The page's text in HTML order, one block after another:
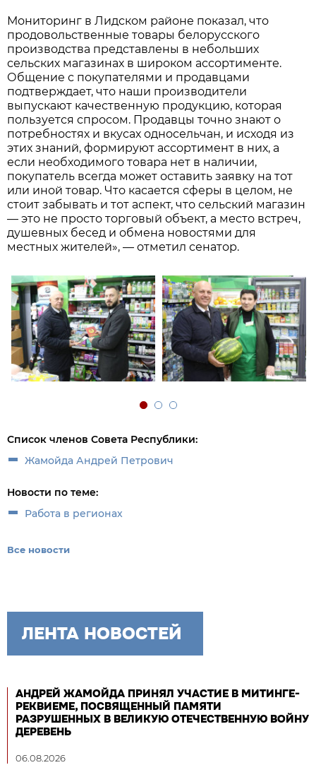
Мониторинг в Лидском районе показал, что
продовольственные товары белорусского
производства представлены в небольших
сельских магазинах в широком ассортименте.
Общение с покупателями и продавцами
подтверждает, что наши производители
выпускают качественную продукцию, которая
пользуется спросом. Продавцы точно знают о
потребностях и вкусах односельчан, и исходя из
этих знаний, формируют ассортимент в них, а
если необходимого товара нет в наличии,
покупатель всегда может оставить заявку на тот
или иной товар. Что касается сферы в целом, не
стоит забывать и тот аспект, что сельский магазин
— это не просто торговый объект, а место встреч,
душевных бесед и обмена новостями для
местных жителей», — отметил сенатор.
Список членов Совета Республики:
Жамойда Андрей Петрович
Новости по теме:
Работа в регионах
Все новости
ЛЕНТА НОВОСТЕЙ
АНДРЕЙ ЖАМОЙДА ПРИНЯЛ УЧАСТИЕ В МИТИНГЕ-
РЕКВИЕМЕ, ПОСВЯЩЕННЫЙ ПАМЯТИ
РАЗРУШЕННЫХ В ВЕЛИКУЮ ОТЕЧЕСТВЕННУЮ ВОЙНУ
ДЕРЕВЕНЬ
06.08.2026